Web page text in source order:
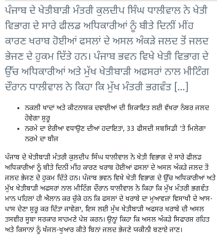
ਪੰਜਾਬ ਦੇ ਖੇਤੀਬਾੜੀ ਮੰਤਰੀ ਕੁਲਦੀਪ ਸਿੰਘ ਧਾਲੀਵਾਲ ਨੇ ਖੇਤੀ
ਵਿਭਾਗ ਦੇ ਸਾਰੇ ਫੀਲਡ ਅਧਿਕਾਰੀਆਂ ਨੂੰ ਬੀਤੇ ਦਿਨੀਂ ਮੀਂਹ
ਕਾਰਣ ਖਰਾਬ ਹੋਈਆਂ ਫਸਲਾਂ ਦੇ ਅਸਲ ਅੰਕੜੇ ਜਲਦ ਤੋਂ ਜਲਦ
ਭੇਜਣ ਦੇ ਹੁਕਮ ਦਿੱਤੇ ਹਨ। ਪੰਜਾਬ ਭਵਨ ਵਿਖੇ ਖੇਤੀ ਵਿਭਾਗ ਦੇ
ਉੱਚ ਅਧਿਕਾਰੀਆਂ ਅਤੇ ਮੁੱਖ ਖੇਤੀਬਾੜੀ ਅਫਸਰਾਂ ਨਾਲ ਮੀਟਿੰਗ
ਦੌਰਾਨ ਧਾਲੀਵਾਲ ਨੇ ਕਿਹਾ ਕਿ ਮੁੱਖ ਮੰਤਰੀ ਭਗਵੰਤ […]
ਨਕਲੀ ਖਾਦਾਂ ਅਤੇ ਕੀਟਨਾਸ਼ਕ ਦਵਾਈਆਂ ਦੀ ਸ਼ਿਕਾਇਤ ਲਈ ਵੱਖਰਾ ਨੰਬਰ ਜਲਦ
ਹੋਵੇਗਾ ਸ਼ੁਰੂ
ਨਰਮੇ ਦਾ ਏਰੀਆ ਵਧਾਉਣ ਦੀਆਂ ਹਦਾਇਤਾਂ, 33 ਫੀਸਦੀ ਸਬਸਿਡੀ ‘ਤੇ ਮਿਲੇਗਾ
ਨਰਮੇ ਦਾ ਬੀਜ
ਪੰਜਾਬ ਦੇ ਖੇਤੀਬਾੜੀ ਮੰਤਰੀ ਕੁਲਦੀਪ ਸਿੰਘ ਧਾਲੀਵਾਲ ਨੇ ਖੇਤੀ ਵਿਭਾਗ ਦੇ ਸਾਰੇ ਫੀਲਡ
ਅਧਿਕਾਰੀਆਂ ਨੂੰ ਬੀਤੇ ਦਿਨੀਂ ਮੀਂਹ ਕਾਰਣ ਖਰਾਬ ਹੋਈਆਂ ਫਸਲਾਂ ਦੇ ਅਸਲ ਅੰਕੜੇ ਜਲਦ ਤੋਂ
ਜਲਦ ਭੇਜਣ ਦੇ ਹੁਕਮ ਦਿੱਤੇ ਹਨ। ਪੰਜਾਬ ਭਵਨ ਵਿਖੇ ਖੇਤੀ ਵਿਭਾਗ ਦੇ ਉੱਚ ਅਧਿਕਾਰੀਆਂ ਅਤੇ
ਮੁੱਖ ਖੇਤੀਬਾੜੀ ਅਫਸਰਾਂ ਨਾਲ ਮੀਟਿੰਗ ਦੌਰਾਨ ਧਾਲੀਵਾਲ ਨੇ ਕਿਹਾ ਕਿ ਮੁੱਖ ਮੰਤਰੀ ਭਗਵੰਤ
ਮਾਨ ਪਹਿਲਾਂ ਹੀ ਐਲਾਨ ਕਰ ਚੁੱਕੇ ਹਨ ਕਿ ਫਸਲਾਂ ਦੇ ਖਰਾਬੇ ਦਾ ਮੁਆਵਜ਼ਾਂ ਵਿਸਾਖੀ ਦੇ ਆਸ-
ਪਾਸ ਦੇਣਾ ਸ਼ੁਰੂ ਕਰ ਦਿੱਤਾ ਜਾਵੇਗਾ, ਇਸ ਲਈ ਮੁੱਖ ਖੇਤੀਬਾੜੀ ਅਫਸਰ ਖਰਾਬੇ ਦੀ ਅਸਲ
ਤਸਵੀਰ ਸੂਬਾ ਸਰਕਾਰ ਸਾਹਮਣੇ ਪੇਸ਼ ਕਰਨ। ਉਨ੍ਹਾਂ ਕਿਹਾ ਕਿ ਅਸਲ ਅੰਕੜੇ ਸਿਫਾਰਸ਼ ਰਹਿਤ
ਅਤੇ ਕਿਸਾਨਾਂ ਨੂੰ ਖੱਜਲ-ਖੁਆਰ ਕੀਤੇ ਬਿਨਾਂ ਜਲਦ ਭੇਜਣੇ ਯਕੀਨੀ ਬਣਾਏ ਜਾਣ।